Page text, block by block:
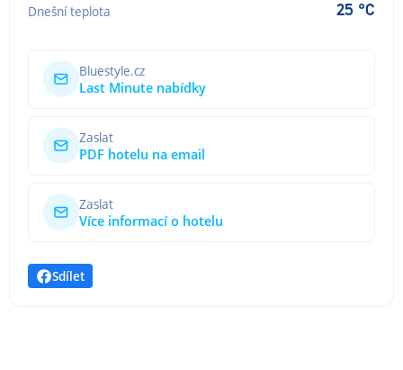
Dnešní teplota 25 °C
Bluestyle.cz
Last Minute nabídky
Zaslat
PDF hotelu na email
Zaslat
Více informací o hotelu
Sdílet